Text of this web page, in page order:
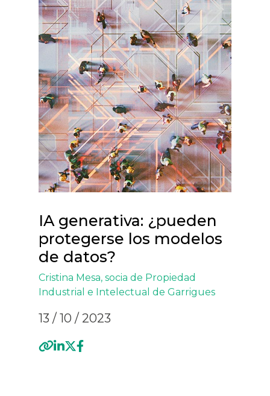
IA generativa: ¿pueden
protegerse los modelos
de datos?
Cristina Mesa, socia de Propiedad
Industrial e Intelectual de Garrigues
13 / 10 / 2023